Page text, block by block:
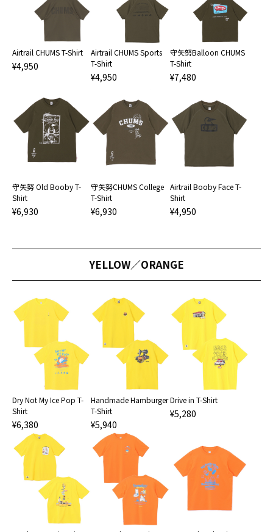
Airtrail CHUMS T-Shirt
¥4,950
Airtrail CHUMS Sports
T-Shirt
¥4,950
守矢努Balloon CHUMS
T-Shirt
¥7,480
守矢努 Old Booby T-
Shirt
¥6,930
守矢努CHUMS College
T-Shirt
¥6,930
Airtrail Booby Face T-
Shirt
¥4,950
YELLOW／ORANGE
Dry Not My Ice Pop T-
Shirt
¥6,380
Handmade Hamburger
T-Shirt
¥5,940
Drive in T-Shirt
¥5,280